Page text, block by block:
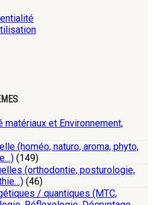
et Environnement,
(homéo, naturo, aroma, phyto,
(149)
(orthodontie, posturologie,
(46)
/ quantiques (MTC,